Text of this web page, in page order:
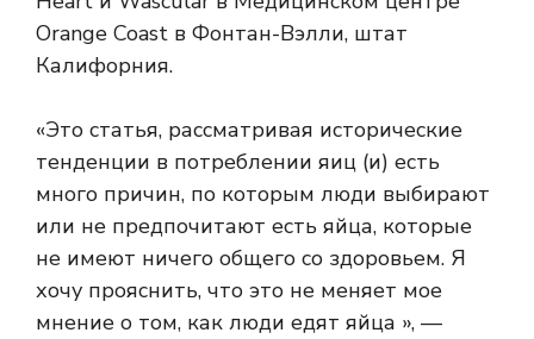
Orange Coast в Фонтан-Вэлли, штат
Калифорния.
«Это статья, рассматривая исторические
тенденции в потреблении яиц (и) есть
много причин, по которым люди выбирают
или не предпочитают есть яйца, которые
не имеют ничего общего со здоровьем. Я
хочу прояснить, что это не меняет мое
мнение о том, как люди едят яйца », —